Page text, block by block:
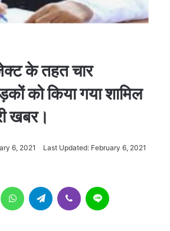
के तहत चार
को किया गया शामिल
खबर।
6, 2021 Last Updated: February 6, 2021
LinkedIn WhatsAppTelegram Viber